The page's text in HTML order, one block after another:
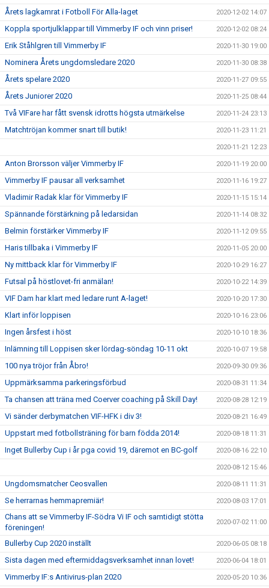
Årets lagkamrat i Fotboll För Alla-laget 2020-12-02 14:07
Koppla sportjulklappar till Vimmerby IF och vinn priser! 2020-12-02 08:24
Erik Ståhlgren till Vimmerby IF 2020-11-30 19:00
Nominera Årets ungdomsledare 2020 2020-11-30 08:38
Årets spelare 2020 2020-11-27 09:55
Årets Juniorer 2020 2020-11-25 08:44
Två VIFare har fått svensk idrotts högsta utmärkelse 2020-11-24 23:13
Matchtröjan kommer snart till butik! 2020-11-23 11:21
2020-11-21 12:23
Anton Brorsson väljer Vimmerby IF 2020-11-19 20:00
Vimmerby IF pausar all verksamhet 2020-11-16 19:27
Vladimir Radak klar för Vimmerby IF 2020-11-15 15:14
Spännande förstärkning på ledarsidan 2020-11-14 08:32
Belmin förstärker Vimmerby IF 2020-11-12 09:55
Haris tillbaka i Vimmerby IF 2020-11-05 20:00
Ny mittback klar för Vimmerby IF 2020-10-29 16:27
Futsal på höstlovet-fri anmälan! 2020-10-22 14:39
VIF Dam har klart med ledare runt A-laget! 2020-10-20 17:30
Klart inför loppisen 2020-10-16 23:06
Ingen årsfest i höst 2020-10-10 18:36
Inlämning till Loppisen sker lördag-söndag 10-11 okt 2020-10-07 19:58
100 nya tröjor från Åbro! 2020-09-30 09:36
Uppmärksamma parkeringsförbud 2020-08-31 11:34
Ta chansen att träna med Coerver coaching på Skill Day! 2020-08-28 12:19
Vi sänder derbymatchen VIF-HFK i div 3! 2020-08-21 16:49
Uppstart med fotbollsträning för barn födda 2014! 2020-08-18 11:31
Inget Bullerby Cup i år pga covid 19, däremot en BC-golf 2020-08-16 22:10
2020-08-12 15:46
Ungdomsmatcher Ceosvallen 2020-08-11 11:31
Se herrarnas hemmapremiär! 2020-08-03 17:01
Chans att se Vimmerby IF-Södra Vi IF och samtidigt stötta
föreningen!
2020-07-02 11:00
Bullerby Cup 2020 inställt 2020-06-05 08:18
Sista dagen med eftermiddagsverksamhet innan lovet! 2020-06-04 18:01
Vimmerby IF:s Antivirus-plan 2020 2020-05-20 10:36